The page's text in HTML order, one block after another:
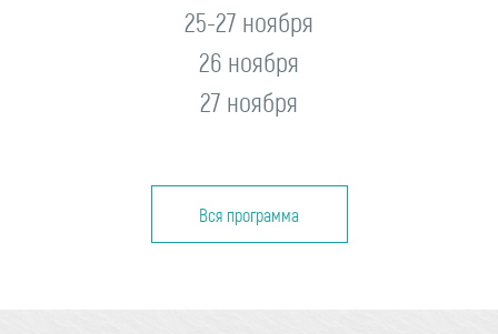
25-27 ноября
26 ноября
27 ноября
Вся программа